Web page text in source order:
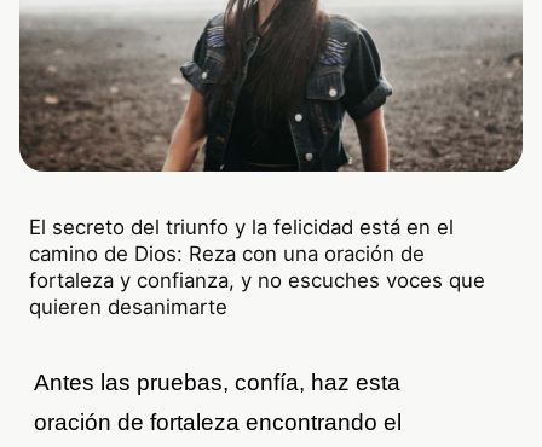
El secreto del triunfo y la felicidad está en el
camino de Dios: Reza con una oración de
fortaleza y confianza, y no escuches voces que
quieren desanimarte
Antes las pruebas, confía, haz esta
oración de fortaleza encontrando el